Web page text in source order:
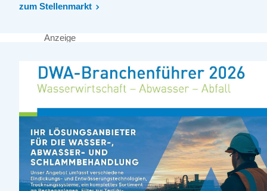
zum Stellenmarkt
Anzeige